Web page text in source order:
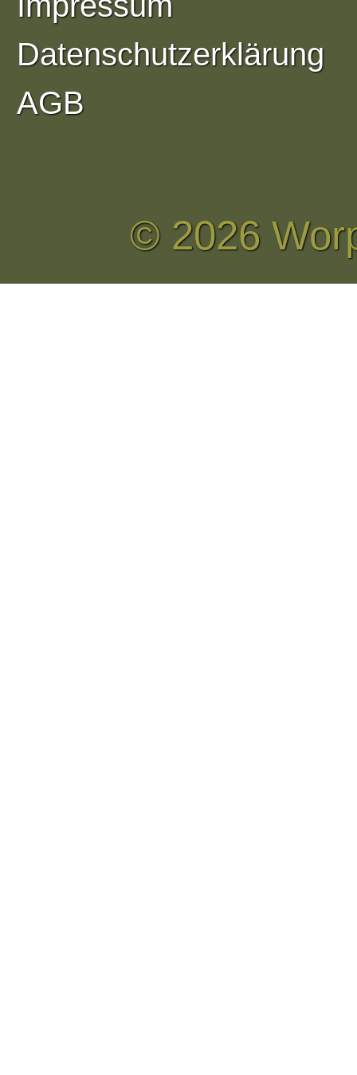
Datenschutzerklärung
AGB
© 2026